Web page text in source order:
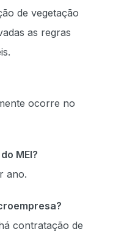
de vegetação
as regras
ocorre no
MEI?
ano.
contratação de